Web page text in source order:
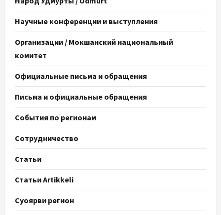
Научные конференции и выступления
Организации / Мокшанский национальный
комитет
Официальные письма и обращения
Письма и официальные обращения
События по регионам
Сотрудничество
Статьи
Статьи Artikkeli
Суоярви регион